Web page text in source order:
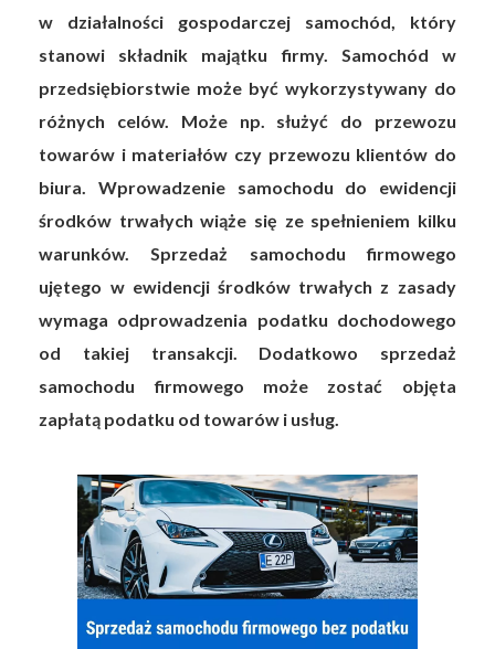
w działalności gospodarczej samochód, który
stanowi składnik majątku firmy. Samochód w
przedsiębiorstwie może być wykorzystywany do
różnych celów. Może np. służyć do przewozu
towarów i materiałów czy przewozu klientów do
biura. Wprowadzenie samochodu do ewidencji
środków trwałych wiąże się ze spełnieniem kilku
warunków. Sprzedaż samochodu firmowego
ujętego w ewidencji środków trwałych z zasady
wymaga odprowadzenia podatku dochodowego
od takiej transakcji. Dodatkowo sprzedaż
samochodu firmowego może zostać objęta
zapłatą podatku od towarów i usług.